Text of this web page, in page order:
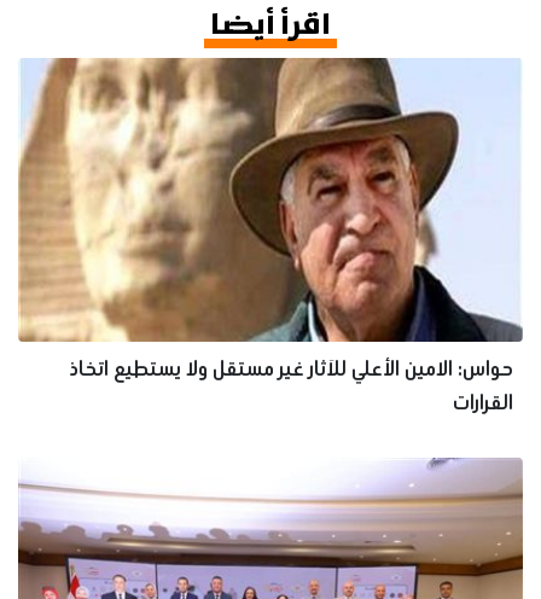
اقرأ أيضا
حواس: الامين الأعلي للآثار غير مستقل ولا يستطيع اتخاذ
القرارات